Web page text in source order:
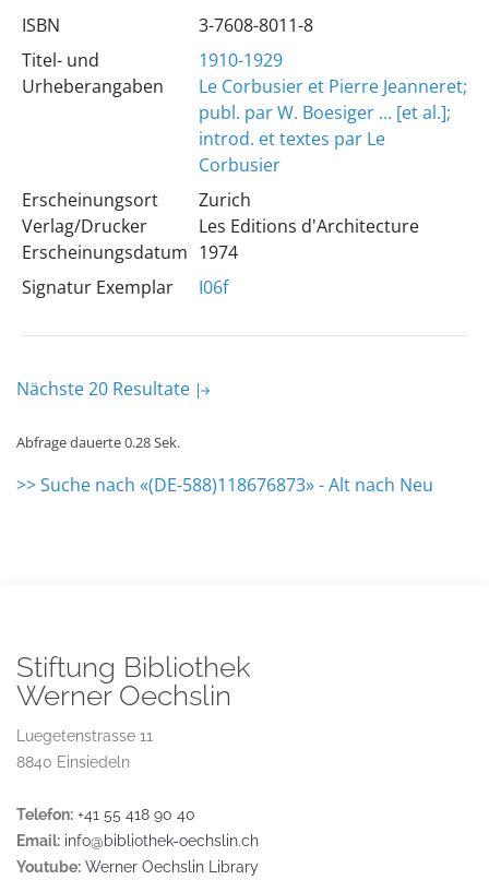
ISBN
3-7608-8011-8
Titel- und
Urheberangaben
1910-1929
Le Corbusier et Pierre Jeanneret;
publ. par W. Boesiger ... [et al.];
introd. et textes par Le
Corbusier
Erscheinungsort
Verlag/Drucker
Erscheinungsdatum
Zurich
Les Editions d'Architecture
1974
Signatur Exemplar
I06f
Nächste 20 Resultate
Abfrage dauerte 0.28 Sek.
>> Suche nach «(DE-588)118676873» - Alt nach Neu
Stiftung Bibliothek
Werner Oechslin
Luegetenstrasse 11
8840 Einsiedeln
Telefon: +41 55 418 90 40
Email: info@bibliothek-oechslin.ch
Youtube: Werner Oechslin Library